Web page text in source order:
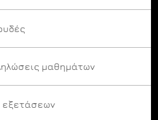
μαθημάτων